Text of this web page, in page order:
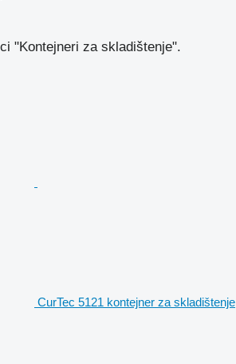
"Kontejneri za skladištenje".
CurTec 5121 kontejner za skladištenje